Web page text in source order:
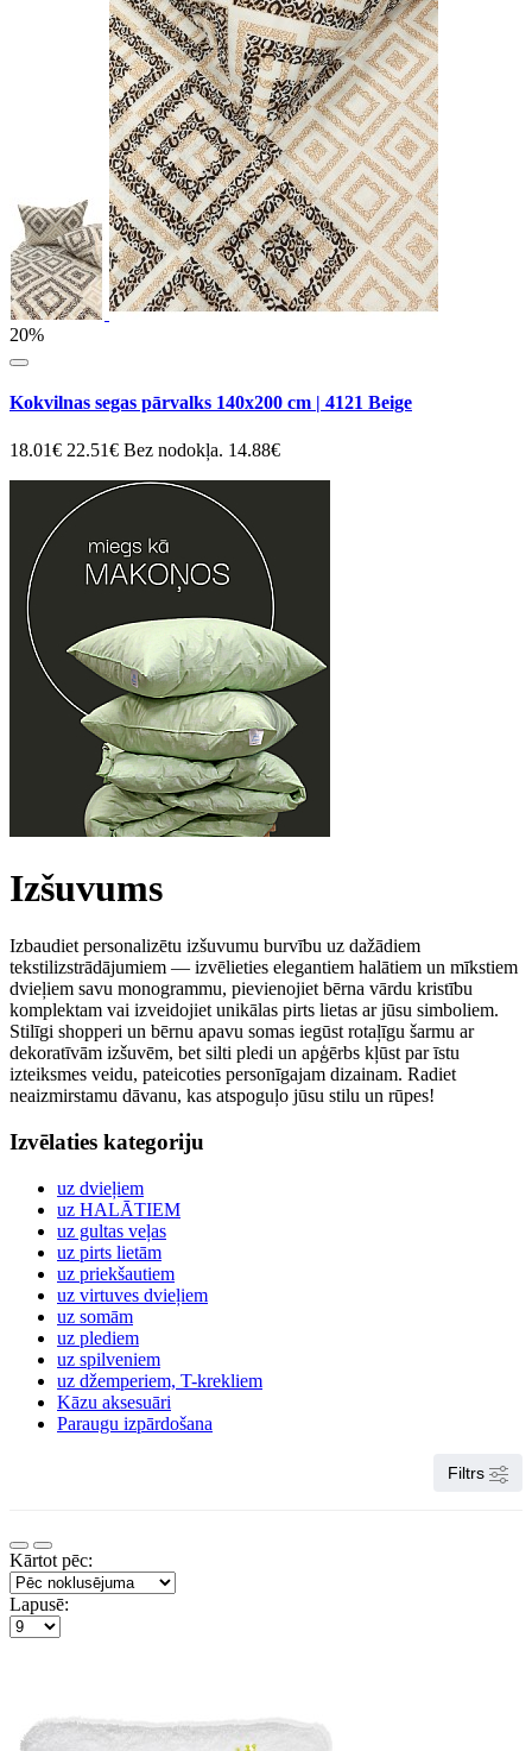
20%
Kokvilnas segas pārvalks 140x200 cm | 4121 Beige
18.01€ 22.51€ Bez nodokļa. 14.88€
Izšuvums
Izbaudiet personalizētu izšuvumu burvību uz dažādiem
tekstilizstrādājumiem — izvēlieties elegantiem halātiem un mīkstiem
dvieļiem savu monogrammu, pievienojiet bērna vārdu kristību
komplektam vai izveidojiet unikālas pirts lietas ar jūsu simboliem.
Stilīgi shopperi un bērnu apavu somas iegūst rotaļīgu šarmu ar
dekoratīvām izšuvēm, bet silti pledi un apģērbs kļūst par īstu
izteiksmes veidu, pateicoties personīgajam dizainam. Radiet
neaizmirstamu dāvanu, kas atspoguļo jūsu stilu un rūpes!
Izvēlaties kategoriju
uz dvieļiem
uz HALĀTIEM
uz gultas veļas
uz pirts lietām
uz priekšautiem
uz virtuves dvieļiem
uz somām
uz plediem
uz spilveniem
uz džemperiem, T-krekliem
Kāzu aksesuāri
Paraugu izpārdošana
Filtrs
Kārtot pēc:
Lapusē: